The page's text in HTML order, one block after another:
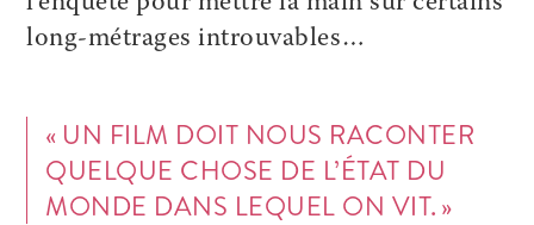
long-métrages introuvables…
« UN FILM DOIT NOUS RACONTER
QUELQUE CHOSE DE L’ÉTAT DU
MONDE DANS LEQUEL ON VIT. »